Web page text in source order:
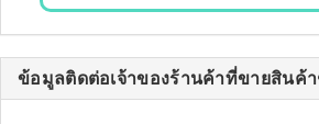
ข้อมูลติดต่อเจ้าของร้านค้าที่ขายสินค้